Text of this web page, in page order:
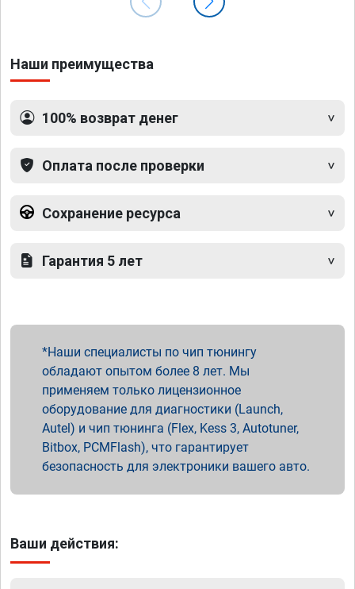
Наши преимущества
100% возврат денег
Оплата после проверки
Сохранение ресурса
Гарантия 5 лет
Наши специалисты по чип тюнингу
обладают опытом более 8 лет. Мы
применяем только лицензионное
оборудование для диагностики (Launch,
Autel) и чип тюнинга (Flex, Kess 3, Autotuner,
Bitbox, PCMFlash), что гарантирует
безопасность для электроники вашего авто.
Ваши действия: